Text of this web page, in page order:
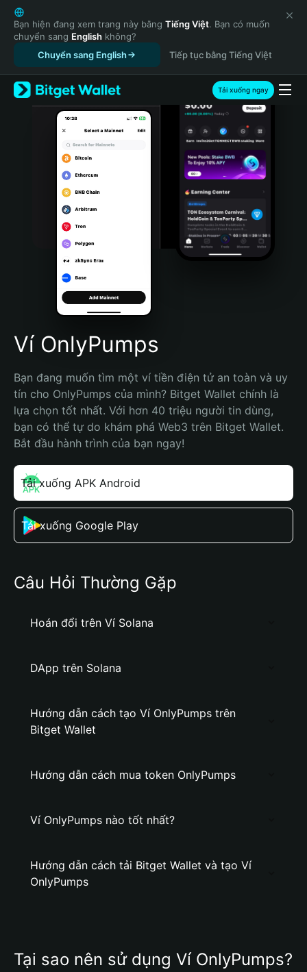
English
日本語
Tiếng Việt
Русский
Español (Latinoamérica)
Türkçe
Italiano
Português (Portugal)
Bahasa Indonesia
Português (Brasil)
Español (Argentina)
Bạn hiện đang xem trang này bằng Tiếng Việt. Bạn có muốn
chuyển sang English không?
Chuyển sang English
Tiếp tục bằng Tiếng Việt
Tải xuống ngay
Ví OnlyPumps
Bạn đang muốn tìm một ví tiền điện tử an toàn và uy
tín cho OnlyPumps của mình? Bitget Wallet chính là
lựa chọn tốt nhất. Với hơn 40 triệu người tin dùng,
bạn có thể tự do khám phá Web3 trên Bitget Wallet.
Bắt đầu hành trình của bạn ngay!
Tải xuống APK Android
Tải xuống Google Play
Câu Hỏi Thường Gặp
Hoán đổi trên Ví Solana
DApp trên Solana
Hướng dẫn cách tạo Ví OnlyPumps trên
Bitget Wallet
Hướng dẫn cách mua token OnlyPumps
Ví OnlyPumps nào tốt nhất?
Hướng dẫn cách tải Bitget Wallet và tạo Ví
OnlyPumps
Tại sao nên sử dụng Ví OnlyPumps?